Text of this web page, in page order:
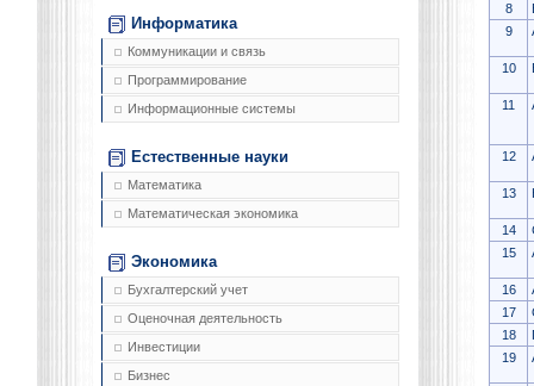
Информатика
Коммуникации и связь
Программирование
Информационные системы
Естественные науки
Математика
Математическая экономика
Экономика
Бухгалтерский учет
Оценочная деятельность
Инвестиции
Бизнес
8
9
10
11
12
13
14
15
16
17
18
19